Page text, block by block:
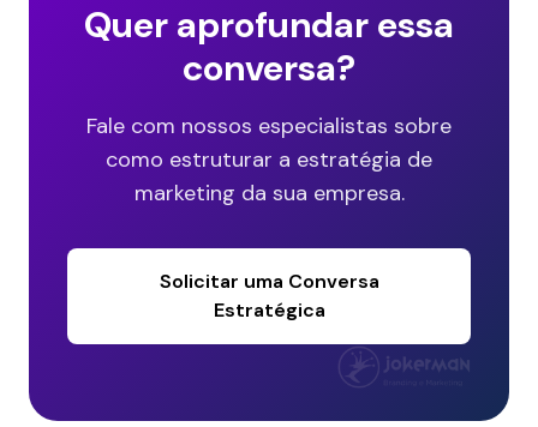
Quer aprofundar essa
conversa?
Fale com nossos especialistas sobre
como estruturar a estratégia de
marketing da sua empresa.
Solicitar uma Conversa
Estratégica